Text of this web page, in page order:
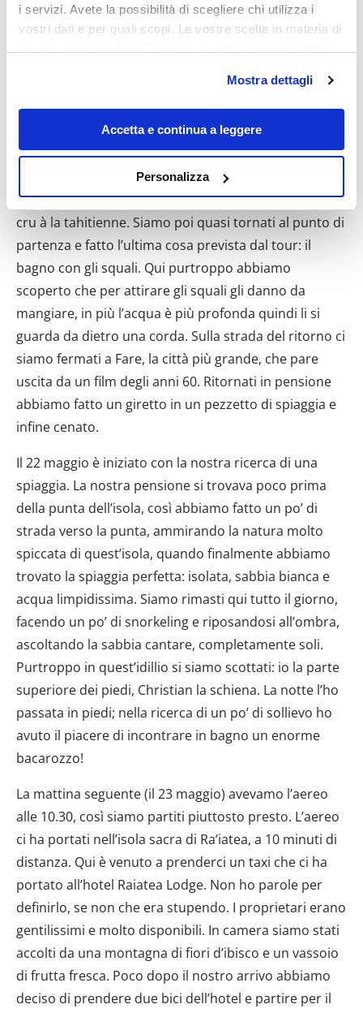
i servizi. Avete la possibilità di scegliere chi utilizza i
vostri dati e per quali scopi. Le vostre scelte in materia di
modificare o revocare il proprio consenso in qualsiasi
momento dalla Dichiarazione sui cookie o facendo clic
sull'icona di attivazione della privacy.
raccogliere informazioni sulla tua posizione
geografica, con un'approssimazione di qualche
metro,
Identificare il tuo dispositivo, scansionandolo
attivamente alla ricerca di caratteristiche specifiche
(impronte digitali).
Approfondisci come vengono elaborati i tuoi dati personali
e imposta le tue preferenze nella sezione dettagli
modificare o ritirare il tuo consenso in qualsiasi momento
dalla Dichiarazione sui cookie.
Utilizziamo i cookie per personalizzare contenuti ed
annunci, per fornire funzionalità dei social media e per
informazioni sul modo in cui utilizzi il nostro sito con i
nostri partner che si occupano di analisi dei dati web,
pubblicità e social media, i quali potrebbero combinarle
con altre informazioni che hai fornito loro o che hanno
raccolto dal tuo utilizzo dei loro servizi.
Mostra dettagli
Accetta e continua a leggere
Personalizza
ci siamo diretti verso una ferme perlière (fattoria di
perle) dove ci hanno spiegato come nascono le perle.
corallo: esperienza meravigliosa. Si scende dalla
barca, e trasportati dalla corrente si può ammirare i
coralli che si trovano a 3-4 mt sotto di noi, ma l’acqua
è talmente trasparente che sembra siano a 10 cm.
Abbiamo poi circumnavigato Huahine Iti e siamo
arrivati in un motu dove hanno preparato il poisson
cru à la tahitienne. Siamo poi quasi tornati al punto di
partenza e fatto l’ultima cosa prevista dal tour: il
bagno con gli squali. Qui purtroppo abbiamo
scoperto che per attirare gli squali gli danno da
mangiare, in più l’acqua è più profonda quindi li si
guarda da dietro una corda. Sulla strada del ritorno ci
siamo fermati a Fare, la città più grande, che pare
uscita da un film degli anni 60. Ritornati in pensione
abbiamo fatto un giretto in un pezzetto di spiaggia e
infine cenato.
Il 22 maggio è iniziato con la nostra ricerca di una
spiaggia. La nostra pensione si trovava poco prima
della punta dell’isola, così abbiamo fatto un po’ di
strada verso la punta, ammirando la natura molto
spiccata di quest’isola, quando finalmente abbiamo
trovato la spiaggia perfetta: isolata, sabbia bianca e
acqua limpidissima. Siamo rimasti qui tutto il giorno,
facendo un po’ di snorkeling e riposandosi all’ombra,
ascoltando la sabbia cantare, completamente soli.
Purtroppo in quest’idillio si siamo scottati: io la parte
superiore dei piedi, Christian la schiena. La notte l’ho
passata in piedi; nella ricerca di un po’ di sollievo ho
avuto il piacere di incontrare in bagno un enorme
bacarozzo!
La mattina seguente (il 23 maggio) avevamo l’aereo
alle 10.30, così siamo partiti piuttosto presto. L’aereo
ci ha portati nell’isola sacra di Ra’iatea, a 10 minuti di
distanza. Qui è venuto a prenderci un taxi che ci ha
portato all’hotel Raiatea Lodge. Non ho parole per
definirlo, se non che era stupendo. I proprietari erano
gentilissimi e molto disponibili. In camera siamo stati
accolti da una montagna di fiori d’ibisco e un vassoio
di frutta fresca. Poco dopo il nostro arrivo abbiamo
deciso di prendere due bici dell’hotel e partire per il